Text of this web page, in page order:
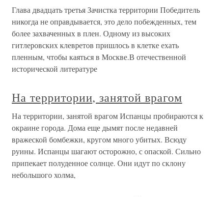
Глава двадцать третья Зачистка территории Победитель
никогда не оправдывается, это дело побежденных, тем
более захваченных в плен. Одному из высоких
гитлеровских клевретов пришлось в клетке ехать
пленным, чтобы каяться в Москве.В отечественной
исторической литературе
На территории, занятой врагом
На территории, занятой врагом Испанцы пробираются к
окраине города. Дома еще дымят после недавней
вражеской бомбежки, кругом много убитых. Всюду
руины. Испанцы шагают осторожно, с опаской. Сильно
припекает полуденное солнце. Они идут по склону
небольшого холма,